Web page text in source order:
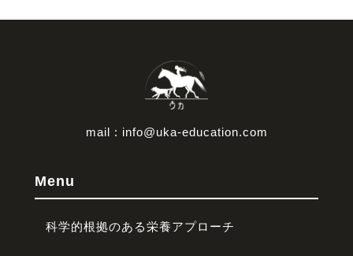
mail : info@uka-education.com
Menu
科学的根拠のある栄養アプローチ